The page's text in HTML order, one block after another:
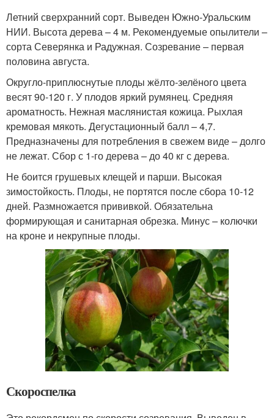
Летний сверхранний сорт. Выведен Южно-Уральским
НИИ. Высота дерева – 4 м. Рекомендуемые опылители –
сорта Северянка и Радужная. Созревание – первая
половина августа.
Округло-приплюснутые плоды жёлто-зелёного цвета
весят 90-120 г. У плодов яркий румянец. Средняя
ароматность. Нежная маслянистая кожица. Рыхлая
кремовая мякоть. Дегустационный балл – 4,7.
Предназначены для потребления в свежем виде – долго
не лежат. Сбор с 1-го дерева – до 40 кг с дерева.
Не боится грушевых клещей и парши. Высокая
зимостойкость. Плоды, не портятся после сбора 10-12
дней. Размножается прививкой. Обязательна
формирующая и санитарная обрезка. Минус – колючки
на кроне и некрупные плоды.
Скороспелка